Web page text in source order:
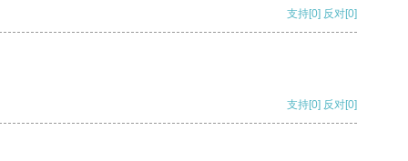
支持[0] 反对[0]
支持[0] 反对[0]